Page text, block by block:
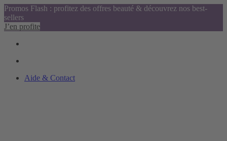
Promos Flash : profitez des offres beauté & découvrez nos best-
sellers
J’en profite
Aide & Contact